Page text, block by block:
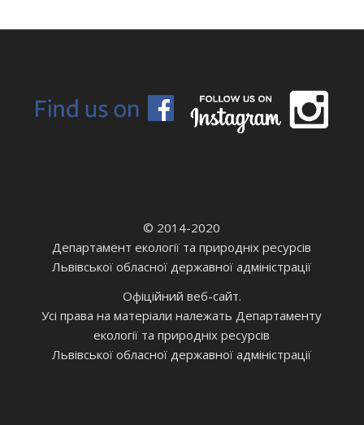
© 2014-2020
Департамент екології та природніх ресурсів
Львівської обласної державної адміністрації
Офіційний веб-сайт.
Усі права на матеріали належать Департаменту
екології та природніх ресурсів
Львівської обласної державної адміністрації